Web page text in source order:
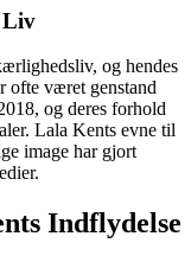
Liv
og hendes
ofte været genstand
og deres forhold
Lala Kents evne til
image har gjort
Indflydelse